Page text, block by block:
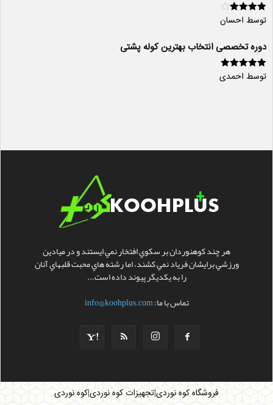
امتیاز 4از
توسط احسان
دوره تخصصی انتخاب بهترین کوله پشتی
امتیاز 5از 5
توسط احمدی
هر چند کوهنوردان بر سکوي افتخار نمي ايستند و در ميادين
ورزشي برايشان فرياد نمي کشند، اما رشته هاي محبت قلبهاي آنان
را به يکديگر پيوند داده است...
تماس با ما:info@koohplus.com
فروشگاه کوه نوردی|تجهیزات کوه نوردی|کوه نوردی